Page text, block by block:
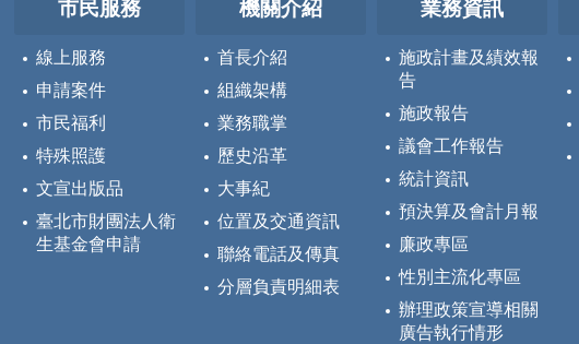
市民服務
線上服務
申請案件
市民福利
特殊照護
文宣出版品
臺北市財團法人衛
生基金會申請
機關介紹
首長介紹
組織架構
業務職掌
歷史沿革
大事紀
位置及交通資訊
聯絡電話及傳真
分層負責明細表
業務資訊
施政計畫及績效報
告
施政報告
議會工作報告
統計資訊
預決算及會計月報
廉政專區
性別主流化專區
辦理政策宣導相關
廣告執行情形